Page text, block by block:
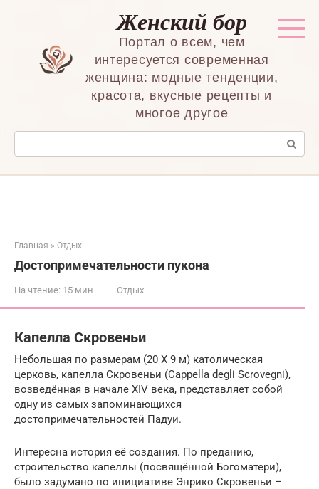
Женский бор
Портал о всем, чем
интересуется современная
женщина: модные тенденции,
красота, вкусные рецепты и
многое другое
Поиск:
Главная » Отдых
Достопримечательности пукона
На чтение: 15 мин Отдых
Капелла Скровеньи
Небольшая по размерам (20 Х 9 м) католическая
церковь, капелла Скровеньи (Cappella degli Scrovegni),
возведённая в начале XIV века, представляет собой
одну из самых запоминающихся
достопримечательностей Падуи.
Интересна история её создания. По преданию,
строительство капеллы (посвящённой Богоматери),
было задумано по инициативе Энрико Скровеньи –